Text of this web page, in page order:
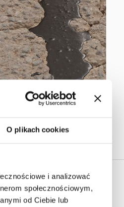
O plikach cookies
i analizować
społecznościowym,
od Ciebie lub